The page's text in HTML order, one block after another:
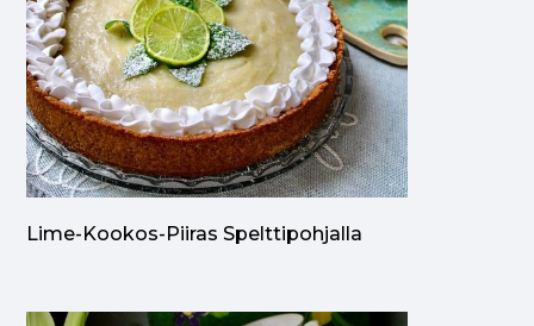
Lime-Kookos-Piiras Spelttipohjalla